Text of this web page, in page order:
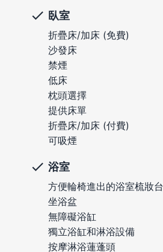
臥室
折疊床/加床 (免費)
沙發床
禁煙
低床
枕頭選擇
提供床單
折疊床/加床 (付費)
可吸煙
浴室
方便輪椅進出的浴室梳妝台
坐浴盆
無障礙浴缸
獨立浴缸和淋浴設備
按摩淋浴蓮蓬頭